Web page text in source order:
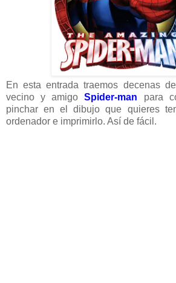
En esta entrada traemos decenas
vecino y amigoSpider-man
para
pinchar en el dibujo que quieres
ordenador e imprimirlo. Así de fácil.